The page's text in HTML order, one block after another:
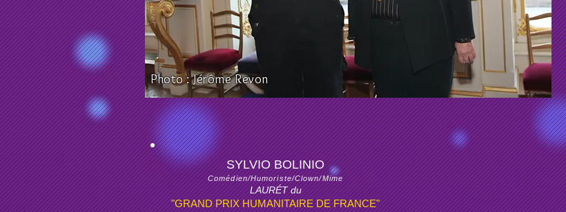
Photo : Jérôme Revon
SYLVIO BOLINIO
Comédien/Humoriste/Clown/Mime
LAURÉT du
"GRAND PRIX HUMANITAIRE DE FRANCE"